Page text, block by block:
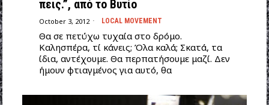
πεις.”, από το Βυτίο
October 3, 2012 LOCAL MOVEMENT
Θα σε πετύχω τυχαία στο δρόμο.
Καλησπέρα, τί κάνεις; Όλα καλά; Σκατά, τα
ίδια, αντέχουμε. Θα περπατήσουμε μαζί. Δεν
ήμουν φτιαγμένος για αυτό, θα